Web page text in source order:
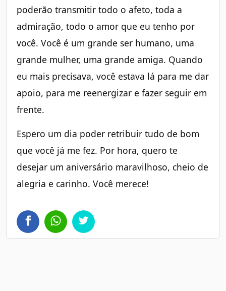
poderão transmitir todo o afeto, toda a
admiração, todo o amor que eu tenho por
você. Você é um grande ser humano, uma
grande mulher, uma grande amiga. Quando
eu mais precisava, você estava lá para me dar
apoio, para me reenergizar e fazer seguir em
frente.
Espero um dia poder retribuir tudo de bom
que você já me fez. Por hora, quero te
desejar um aniversário maravilhoso, cheio de
alegria e carinho. Você merece!